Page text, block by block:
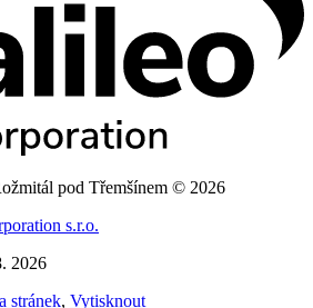
pod Třemšínem © 2026
s.r.o.
2026
stránek, Vytisknout